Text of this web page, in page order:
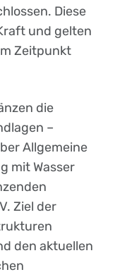
Diese
und gelten
Zeitpunkt
die
–
Allgemeine
mit Wasser
Ziel der
den aktuellen